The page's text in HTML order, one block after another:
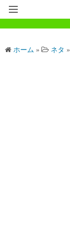
記事一覧
ホームページ
ホーム » ネタ »